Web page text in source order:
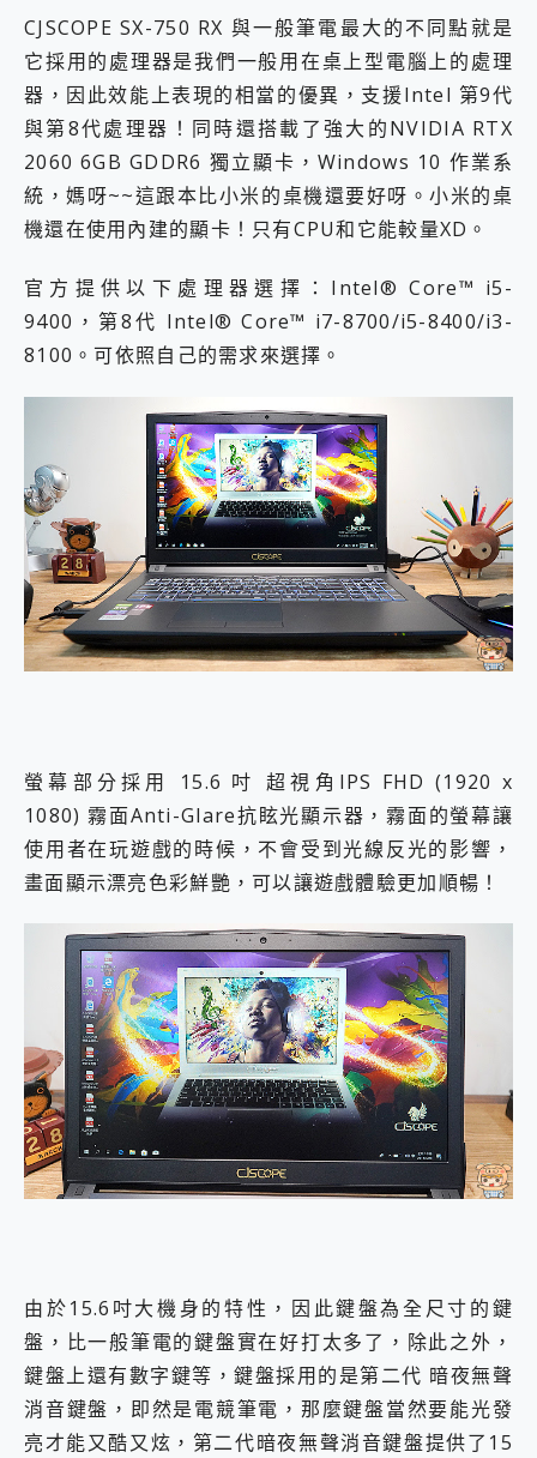
CJSCOPE SX-750 RX 與一般筆電最大的不同點就是
它採用的處理器是我們一般用在桌上型電腦上的處理
器，因此效能上表現的相當的優異，支援Intel 第9代
與第8代處理器！同時還搭載了強大的NVIDIA RTX
2060 6GB GDDR6 獨立顯卡，Windows 10 作業系
統，媽呀~~這跟本比小米的桌機還要好呀。小米的桌
機還在使用內建的顯卡！只有CPU和它能較量XD。
官方提供以下處理器選擇：Intel® Core™ i5-
9400，第8代 Intel® Core™ i7-8700/i5-8400/i3-
8100。可依照自己的需求來選擇。
螢幕部分採用 15.6 吋 超視角IPS FHD (1920 x
1080) 霧面Anti-Glare抗眩光顯示器，霧面的螢幕讓
使用者在玩遊戲的時候，不會受到光線反光的影響，
畫面顯示漂亮色彩鮮艷，可以讓遊戲體驗更加順暢！
由於15.6吋大機身的特性，因此鍵盤為全尺寸的鍵
盤，比一般筆電的鍵盤實在好打太多了，除此之外，
鍵盤上還有數字鍵等，鍵盤採用的是第二代 暗夜無聲
消音鍵盤，即然是電競筆電，那麼鍵盤當然要能光發
亮才能又酷又炫，第二代暗夜無聲消音鍵盤提供了15